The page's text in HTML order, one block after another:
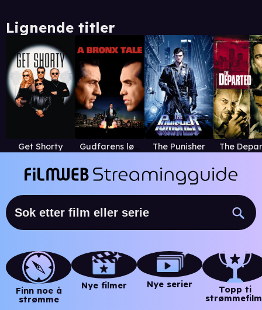
Lignende titler
Get Shorty Gudfarens løpegutt The Punisher The
Finn noe å
strømme
Nye filmer Nye serier
Topp ti